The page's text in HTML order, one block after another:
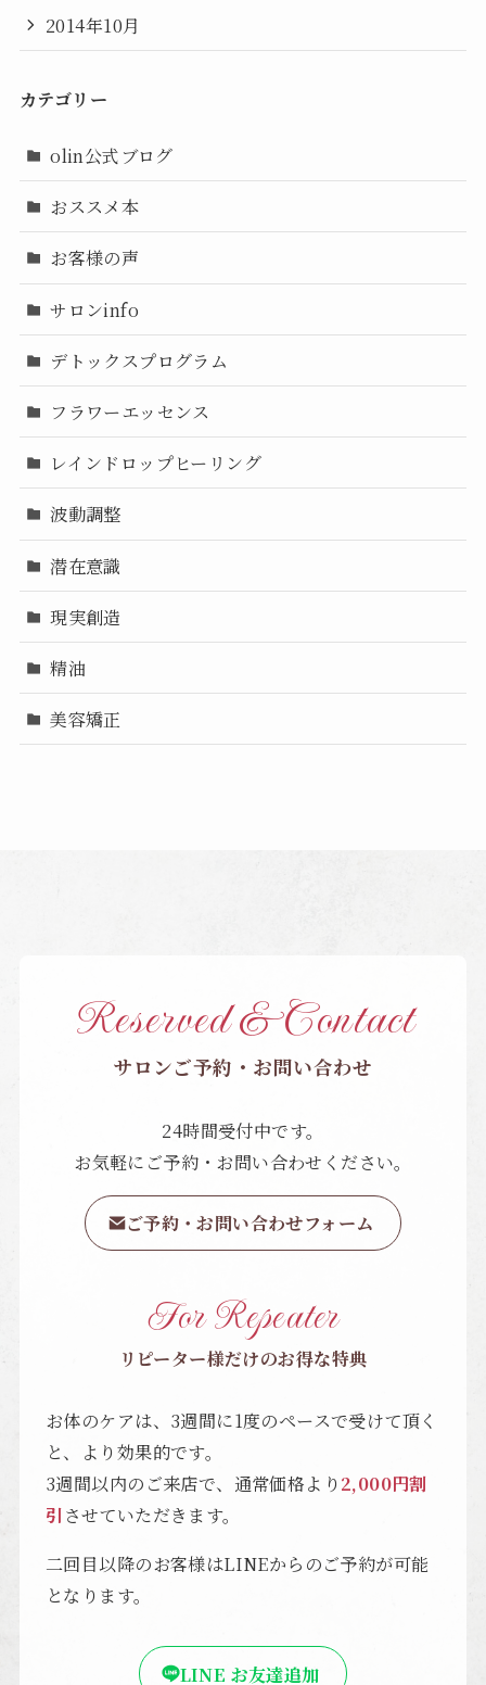
2014年10月
カテゴリー
olin公式ブログ
おススメ本
お客様の声
サロンinfo
デトックスプログラム
フラワーエッセンス
レインドロップヒーリング
波動調整
潜在意識
現実創造
精油
美容矯正
Reserved & Contact
サロンご予約・お問い合わせ
24時間受付中です。
お気軽にご予約・お問い合わせください。
ご予約・お問い合わせフォーム
For Repeater
リピーター様だけのお得な特典
お体のケアは、3週間に1度のペースで受けて頂く
と、より効果的です。
3週間以内のご来店で、通常価格より 2,000円割
引させていただきます。
二回目以降のお客様はLINEからのご予約が可能
となります。
LINE お友達追加